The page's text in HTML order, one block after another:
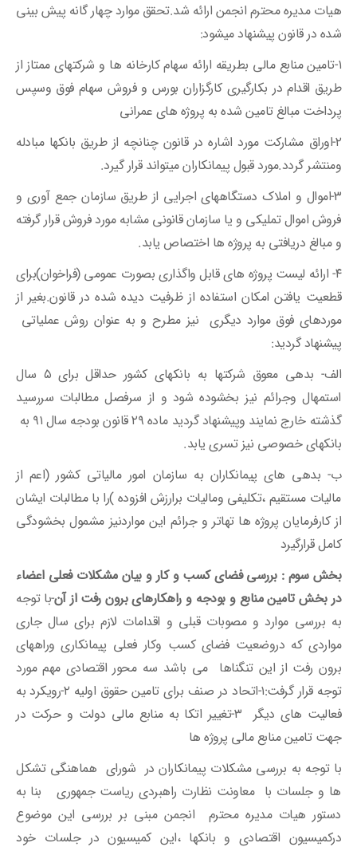
هیات مدیره محترم انجمن ارائه شد.تحقق موارد چهار گانه پیش بینی
شده در قانون پیشنهاد میشود:
۱-تامین منابع مالی بطریقه ارائه سهام کارخانه ها و شرکتهای ممتاز از
طریق اقدام در بکارگیری کارگزاران بورس و فروش سهام فوق وسپس
پرداخت مبالغ تامین شده به پروژه های عمرانی
۲-اوراق مشارکت مورد اشاره در قانون چنانچه از طریق بانکها مبادله
ومنتشر گردد.مورد قبول پیمانکاران میتواند قرار گیرد.
۳-اموال و املاک دستگاههای اجرایی از طریق سازمان جمع آوری و
فروش اموال تملیکی و یا سازمان قانونی مشابه مورد فروش قرار گرفته
و مبالغ دریافتی به پروژه ها اختصاص یابد.
۴- ارائه لیست پروژه های قابل واگذاری بصورت عمومی (فراخوان)برای
قطعیت یافتن امکان استفاده از ظرفیت دیده شده در قانون.بغیر از
موردهای فوق موارد دیگری نیز مطرح و به عنوان روش عملیاتی
پیشنهاد گردید:
الف- بدهی معوق شرکتها به بانکهای کشور حداقل برای ۵ سال
استمهال وجرائم نیز بخشوده شود و از سرفصل مطالبات سررسید
گذشته خارج نمایند وپیشنهاد گردید ماده ۲۹ قانون بودجه سال ۹۱ به
بانکهای خصوصی نیز تسری یابد.
ب- بدهی های پیمانکاران به سازمان امور مالیاتی کشور (اعم از
مالیات مستقیم ،تکلیفی ومالیات برارزش افزوده )را با مطالبات ایشان
از کارفرمایان پروژه ها تهاتر و جرائم این مواردنیز مشمول بخشودگی
کامل قرارگیرد
بخش سوم : بررسی فضای کسب و کار و بیان مشکلات فعلی اعضاء
در بخش تامین منابع و بودجه و راهکارهای برون رفت از آن-با توجه
به بررسی موارد و مصوبات قبلی و اقدامات لازم برای سال جاری
مواردی که دروضعیت فضای کسب وکار فعلی پیمانکاری وراههای
برون رفت از این تنگناها می باشد سه محور اقتصادی مهم مورد
توجه قرار گرفت:۱-اتحاد در صنف برای تامین حقوق اولیه ۲-رویکرد به
فعالیت های دیگر ۳-تغییر اتکا به منابع مالی دولت و حرکت در
جهت تامین منابع مالی پروژه ها
با توجه به بررسی مشکلات پیمانکاران در شورای هماهنگی تشکل
ها و جلسات با معاونت نظارت راهبردی ریاست جمهوری بنا به
دستور هیات مدیره محترم انجمن مبنی بر بررسی این موضوع
درکمیسیون اقتصادی و بانکها ،این کمیسیون در جلسات خود